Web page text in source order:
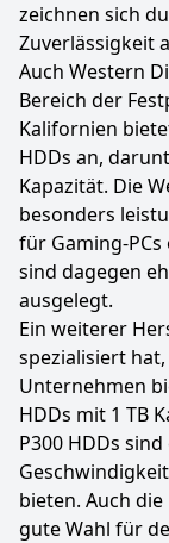
zeichnen sich
Zuverlässigkeit
Auch Western
Bereich der
Kalifornien
HDDs an,
Kapazität. Die
besonders
für Gaming-
sind dagegen
ausgelegt.
Ein weiterer
spezialisiert
Unternehmen
HDDs mit 1 TB
P300 HDDs
bieten. Auch die
gute Wahl für